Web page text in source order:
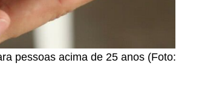
pessoas acima de 25 anos (Foto: